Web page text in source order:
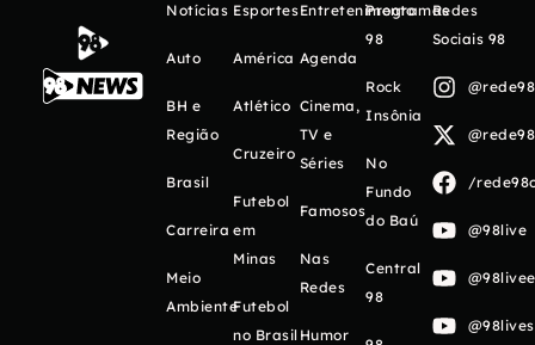
Notícias
Auto
BH e
Região
Brasil
Carreira
Meio
Ambiente
Esportes
América
Atlético
Cruzeiro
Futebol
em
Minas
Futebol
no Brasil
Entretenimento
Agenda
Cinema,
TV e
Séries
Famosos
Nas
Redes
Humor
Programas
98
Rock
Insônia
No
Fundo
do Baú
Central
98
Redes
Sociais 98
/
@98live